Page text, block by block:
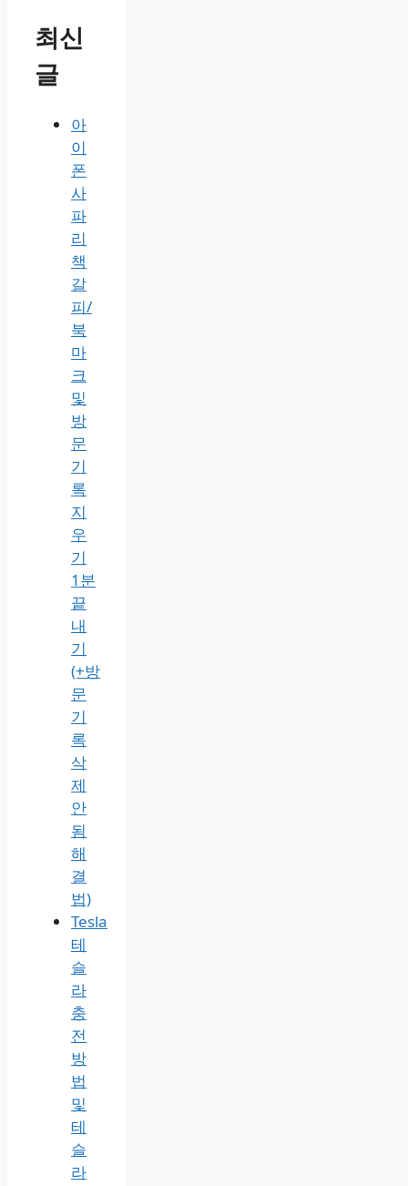
최신
글
아
이
폰
사
파
리
책
갈
피/
북
마
크
및
방
문
기
록
지
우
기
1분
끝
내
기
(+방
문
기
록
삭
제
안
됨
해
결
법)
Tesla
테
슬
라
충
전
방
법
및
테
슬
라